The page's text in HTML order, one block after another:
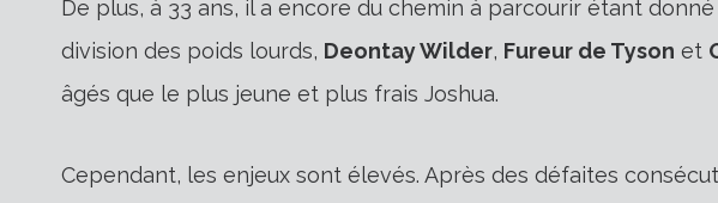
De plus, à 33 ans, il a encore du chemin à parcourir étant
division des poids lourds, Deontay Wilder, Fureur de Tyson et
âgés que le plus jeune et plus frais Joshua.
Cependant, les enjeux sont élevés. Après des défaites